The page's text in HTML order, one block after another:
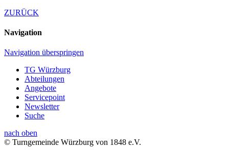
ZURÜCK
Navigation
Navigation überspringen
TG Würzburg
Abteilungen
Angebote
Servicepoint
Newsletter
Suche
nach oben
© Turngemeinde Würzburg von 1848 e.V.